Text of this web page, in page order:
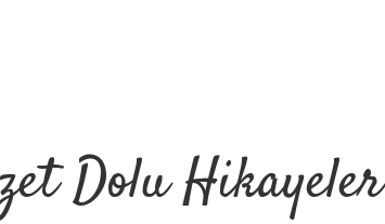
Dolu Hikayeler